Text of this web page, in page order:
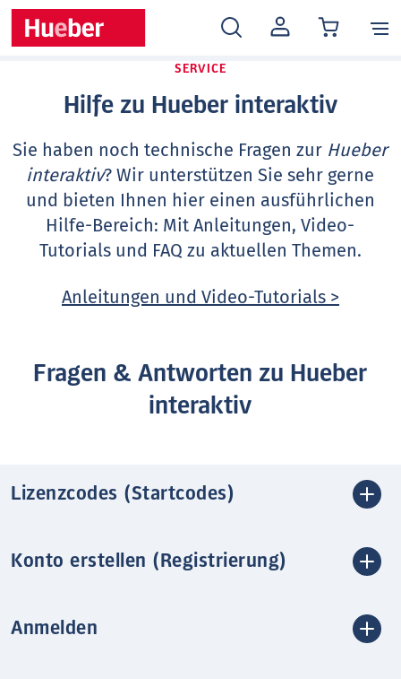
MEIN
KONTO
SERVICE
Hilfe zu Hueber interaktiv
Sie haben noch technische Fragen zur Hueber
interaktiv? Wir unterstützen Sie sehr gerne
und bieten Ihnen hier einen ausführlichen
Hilfe-Bereich: Mit Anleitungen, Video-
Tutorials und FAQ zu aktuellen Themen.
Anleitungen und Video-Tutorials >
Fragen & Antworten zu Hueber
interaktiv
Lizenzcodes (Startcodes)
Konto erstellen (Registrierung)
Anmelden